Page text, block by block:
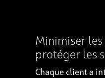
Minimiser
protéger les
Chaque client a